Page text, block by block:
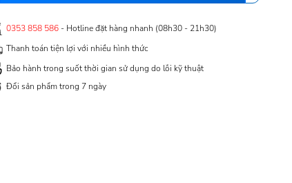
0353 858 586 - Hotline đặt hàng nhanh (08h30 - 21h30)
Thanh toán tiện lợi với nhiều hình thức
Bảo hành trong suốt thời gian sử dụng do lỗi kỹ thuật
Đổi sản phẩm trong 7 ngày